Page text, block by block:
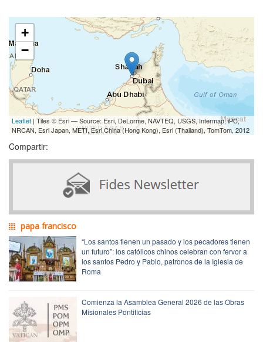
+
−
Leaflet | Tiles © Esri — Source: Esri, DeLorme, NAVTEQ, USGS, Intermap, iPC,
NRCAN, Esri Japan, METI, Esri China (Hong Kong), Esri (Thailand), TomTom, 2012
Compartir:
papa francisco
“Los santos tienen un pasado y los pecadores tienen
un futuro”: los católicos chinos celebran con fervor a
los santos Pedro y Pablo, patronos de la Iglesia de
Roma
Comienza la Asamblea General 2026 de las Obras
Misionales Pontificias